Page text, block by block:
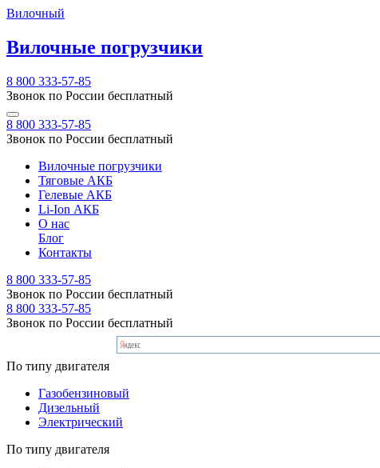
Вилочный
Вилочные погрузчики
8 800 333-57-85
Звонок по России бесплатный
8 800 333-57-85
Звонок по России бесплатный
Вилочные погрузчики
Тяговые АКБ
Гелевые АКБ
Li-Ion АКБ
О нас
Блог
Контакты
8 800 333-57-85
Звонок по России бесплатный
8 800 333-57-85
Звонок по России бесплатный
По типу двигателя
Газобензиновый
Дизельный
Электрический
По типу двигателя